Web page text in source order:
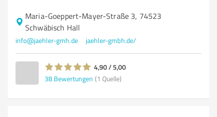
Maria-Goeppert-Mayer-Straße 3, 74523
Schwäbisch Hall
info@jaehler-gmh.de jaehler-gmbh.de/
4,90 / 5,00
38 Bewertungen (1 Quelle)